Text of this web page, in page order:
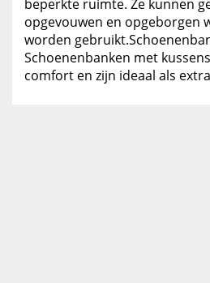
beperkte ruimte. Ze kunnen
opgevouwen en opgeborgen
worden
Schoenenbanken met
comfort en zijn ideaal als